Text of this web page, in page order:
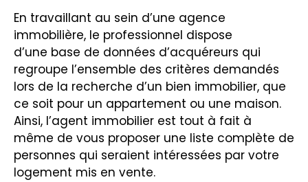
En travaillant au sein d’une agence
immobilière, le professionnel dispose
d’une base de données d’acquéreurs qui
regroupe l’ensemble des critères demandés
lors de la recherche d’un bien immobilier, que
ce soit pour un appartement ou une maison.
Ainsi, l’agent immobilier est tout à fait à
même de vous proposer une liste complète de
personnes qui seraient intéressées par votre
logement mis en vente.